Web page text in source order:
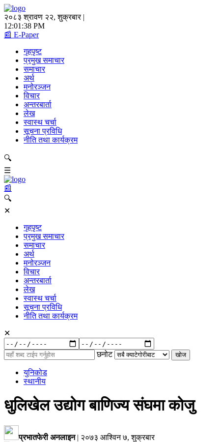
२०८३ श्रावण २२, शुक्रबार |
12:01:38 PM
📰 E-Paper
गृहपृष्ट
प्रमुख समाचार
समाचार
अर्थ
मनोरञ्जन
विचार
अन्तरबार्ता
लेख
स्वास्थ चर्चा
सूचना प्रविधि
नीति तथा कार्यक्रम
🔍
☰
📰
🔍
✕
गृहपृष्ट
प्रमुख समाचार
समाचार
अर्थ
मनोरञ्जन
विचार
अन्तरबार्ता
लेख
स्वास्थ चर्चा
सूचना प्रविधि
नीति तथा कार्यक्रम
✕
अनुसार:
छनोट
युनिकोड
स्थानीय
धुलिखेल उद्योग बाणिज्य संघमा कोजु
प्रभातफेरी अनलाइन| २०७३ आश्विन ७, शुक्रबार